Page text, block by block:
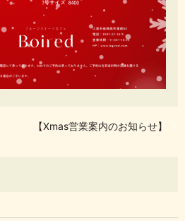
【Xmas営業案内のお知らせ】